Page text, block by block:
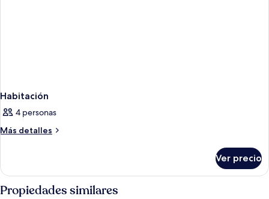
Habitación
4 personas
Más detalles
Más
Ver precio
Propiedades similares